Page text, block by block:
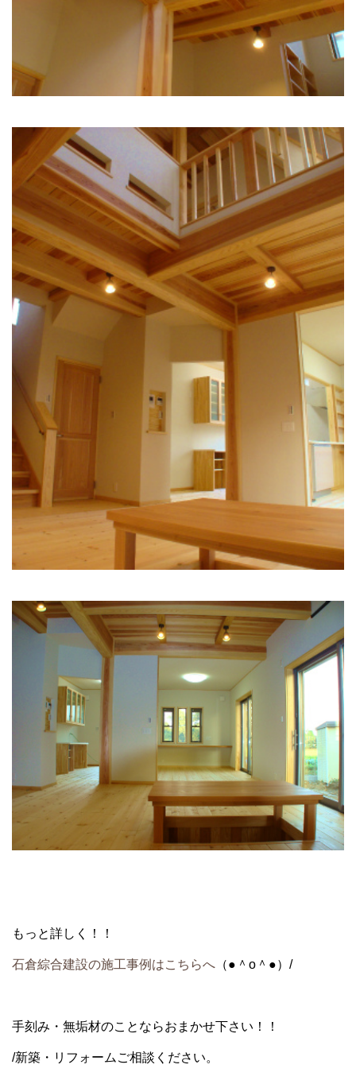
もっと詳しく！！
石倉綜合建設の施工事例はこちらへ （●＾o＾●）/
手刻み・無垢材のことならおまかせ下さい！！
/新築・リフォームご相談ください。